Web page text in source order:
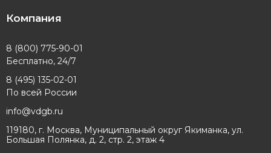
Компания
8 (800) 775-90-01
Бесплатно, 24/7
8 (495) 135-02-01
По всей России
info@vdgb.ru
119180, г. Москва, Муниципальный округ Якиманка, ул.
Большая Полянка, д. 2, стр. 2, этаж 4